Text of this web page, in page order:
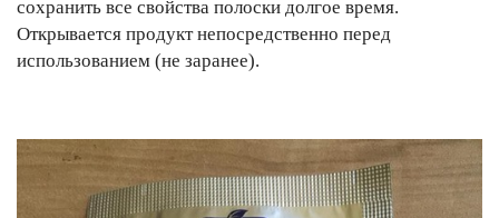
сохранить все свойства полоски долгое время.
Открывается продукт непосредственно перед
использованием (не заранее).